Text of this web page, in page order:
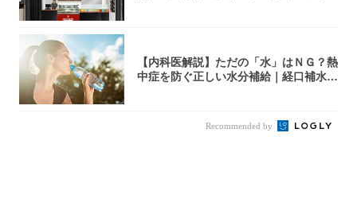
【内科医解説】ただの「水」はＮＧ？熱
中症を防ぐ正しい水分補給｜経口補水
Recommended by